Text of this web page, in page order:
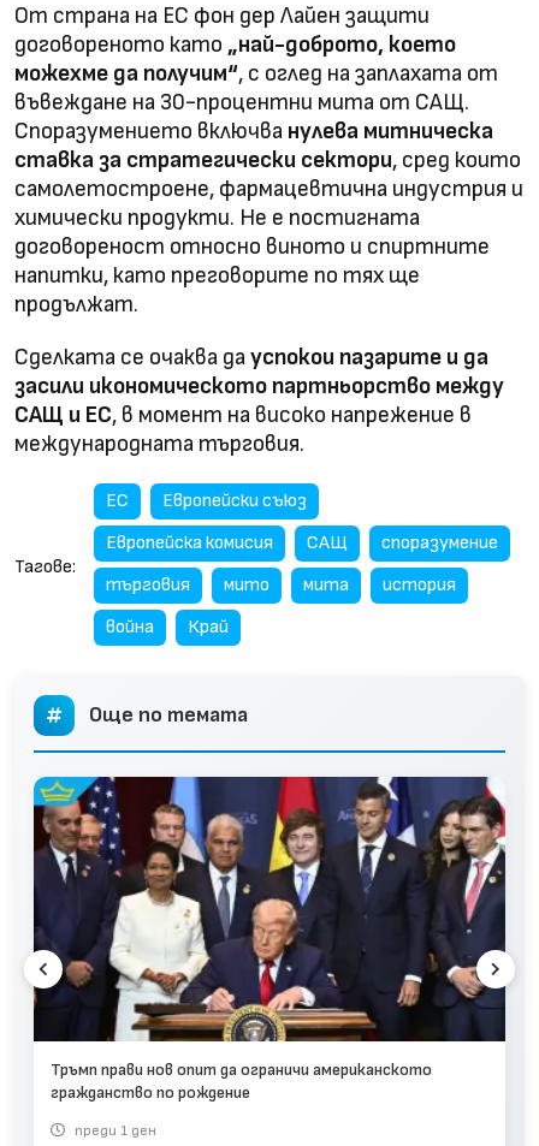
От страна на ЕС фон дер Лайен защити
договореното като „най-доброто, което
можехме да получим“, с оглед на заплахата от
въвеждане на 30-процентни мита от САЩ.
Споразумението включва нулева митническа
ставка за стратегически сектори, сред които
самолетостроене, фармацевтична индустрия и
химически продукти. Не е постигната
договореност относно виното и спиртните
напитки, като преговорите по тях ще
продължат.
Сделката се очаква да успокои пазарите и да
засили икономическото партньорство между
САЩ и ЕС, в момент на високо напрежение в
международната търговия.
Тагове:
ЕС
Европейски съюз
Европейска комисия
САЩ
споразумение
търговия
мито мита
история
война
Край
Още по темата
Тръмп прави нов опит да ограничи американското
гражданство по рождение
преди 1 ден